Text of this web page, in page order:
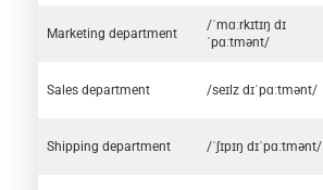
Marketing department
/ˈmɑːrkɪtɪŋ dɪ
ˈpɑːtmənt/
Sales department /seɪlz dɪˈpɑːtmənt/
Shipping department /ˈʃɪpɪŋ dɪˈpɑːtmənt/